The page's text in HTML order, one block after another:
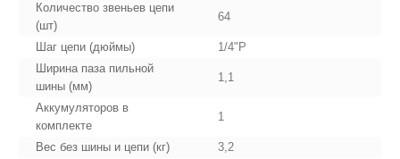
Количество звеньев цепи
(шт)
64
Шаг цепи (дюймы)
1/4"P
Ширина паза пильной
шины (мм)
1,1
Аккумуляторов в
комплекте
1
Вес без шины и цепи (кг)
3,2